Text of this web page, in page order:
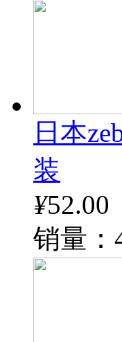
日本
装
¥52.00
销量：